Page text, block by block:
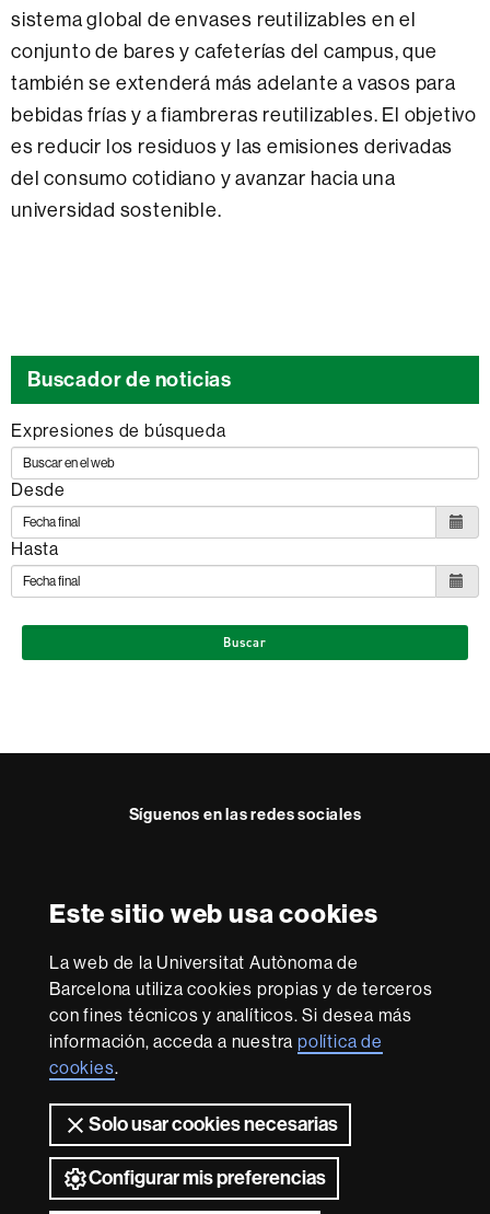
Este sitio web usa cookies
La web de la Universitat Autònoma de
Barcelona utiliza cookies propias y de terceros
con fines técnicos y analíticos. Si desea más
información, acceda a nuestrapolítica de
cookies.
Solo usar cookies necesarias
Configurar mis preferencias
sistema global de envases reutilizables en el
conjunto de bares y cafeterías del campus, que
también se extenderá más adelante a vasos para
bebidas frías y a fiambreras reutilizables. El objetivo
es reducir los residuos y las emisiones derivadas
del consumo cotidiano y avanzar hacia una
universidad sostenible.
Buscador de noticias
Expresiones de búsqueda
Desde
Hasta
Buscar
Síguenos en las redes sociales
Excellence
in
Research
-
Euraxess
Con la financiación de
Sobre
esta
web
Inicio Aviso legal Sobre el web Accesibilidad web